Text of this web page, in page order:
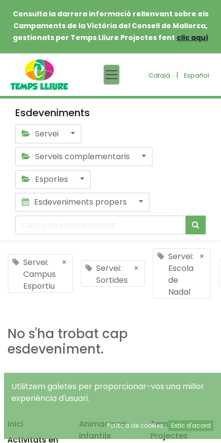
Consulta la darrera informació rellenvant sobre els
Campaments de la Victòria del Consell de Mallorca,
gestionats per Temps Lliure Projectes fent clic aquí
Català | Español
Esdeveniments
Servei
Serveis complementaris
Esporles
Esdeveniments propers
Servei:
Campus
Esportiu
×
Servei:
Sortides
×
Servei:
Escola
de
Nadal
×
No s'ha trobat cap
esdeveniment.
Inici
Activitats en
Animacions
infantils
Temps Lliure
Projectes
Utilitzem galetes per proporcionar-vos una millor
experiència d'usuari.
Política de cookies Estic d'acord